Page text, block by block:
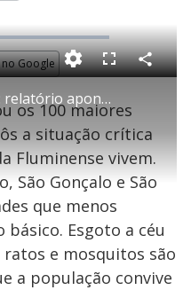
Google
Saneamento básico: relatório aponta estado crítico em 4 municípios da Baixada Fluminense
F
l
s
c
e
n
C
o
i
l
a
os 100 maiores
a situação crítica
Fluminense vivem.
São Gonçalo e São
que menos
Esgoto a céu
e mosquitos são
a população convive